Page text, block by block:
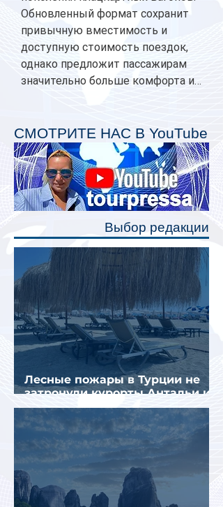
Обновленный формат сохранит
привычную вместимость и
доступную стоимость поездок,
однако предложит пассажирам
значительно больше комфорта и
планируется начать в 2027 году.
Одним из главных нововведений
станут индивидуальные шторки у
каждого спального места. Они
позволят пассажирам закрыть свою
полку во время сна или отдыха,
СМОТРИТЕ НАС В YouTube
Выбор редакции
Лесные пожары в Турции не
затронули курорты Антальи и
Муглы